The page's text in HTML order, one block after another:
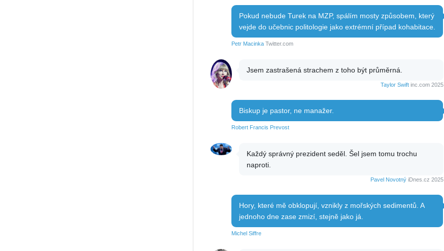
Pokud nebude Turek na MZP, spálím mosty způsobem, který
vejde do učebnic politologie jako extrémní případ kohabitace.
Petr MacinkaTwitter.com
Jsem zastrašená strachem z toho být průměrná.
Taylor Swiftinc.com 2025
Biskup je pastor, ne manažer.
Robert Francis Prevost
Každý správný prezident seděl. Šel jsem tomu trochu
naproti.
Pavel NovotnýiDnes.cz 2025
Hory, které mě obklopují, vznikly z mořských sedimentů. A
jednoho dne zase zmizí, stejně jako já.
Michel Siffre